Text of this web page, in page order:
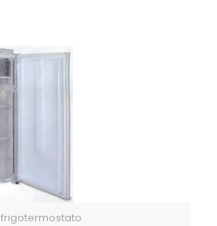
frigotermostato